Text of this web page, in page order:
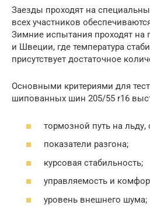
Заезды проходят на
всех участников
Зимние испытания проходят на
и Швеции, где температура
присутствует достаточное
Основными критериями для
шипованных шин 205/55 r16
тормозной путь на льду,
показатели разгона;
курсовая стабильность;
управляемость и
уровень внешнего шума;